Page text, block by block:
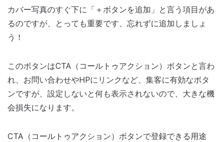
カバー写真のすぐ下に「＋ボタンを追加」と言う項目があ
るのですが、とっても重要です、忘れずに追加しましょ
う！
このボタンはCTA（コールトゥアクション）ボタンと言わ
れ、お問い合わせやHPにリンクなど、集客に有効なボタ
ンですが、設定しないと何も表示されないので、大きな機
会損失になります。
CTA（コールトゥアクション）ボタンで登録できる用途